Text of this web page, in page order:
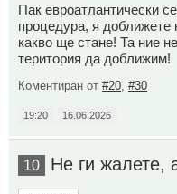
Пак евроатлантически
процедура, я доближете
какво ще стане! Та ние
територия да доближим!
Коментиран от #20 #30
19:20 16.06.2026
10 Не ги жалете,